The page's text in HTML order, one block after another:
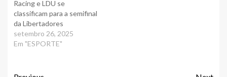
Racing e LDU se
classificam para a semifinal
da Libertadores
setembro 26, 2025
Em "ESPORTE"